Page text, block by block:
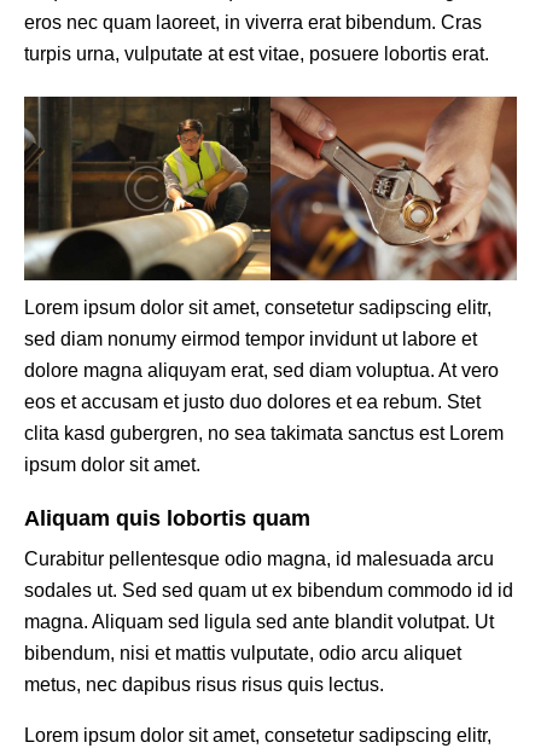
eros nec quam laoreet, in viverra erat bibendum. Cras
turpis urna, vulputate at est vitae, posuere lobortis erat.
Lorem ipsum dolor sit amet, consetetur sadipscing elitr,
sed diam nonumy eirmod tempor invidunt ut labore et
dolore magna aliquyam erat, sed diam voluptua. At vero
eos et accusam et justo duo dolores et ea rebum. Stet
clita kasd gubergren, no sea takimata sanctus est Lorem
ipsum dolor sit amet.
Aliquam quis lobortis quam
Curabitur pellentesque odio magna, id malesuada arcu
sodales ut. Sed sed quam ut ex bibendum commodo id id
magna. Aliquam sed ligula sed ante blandit volutpat. Ut
bibendum, nisi et mattis vulputate, odio arcu aliquet
metus, nec dapibus risus risus quis lectus.
Lorem ipsum dolor sit amet, consetetur sadipscing elitr,